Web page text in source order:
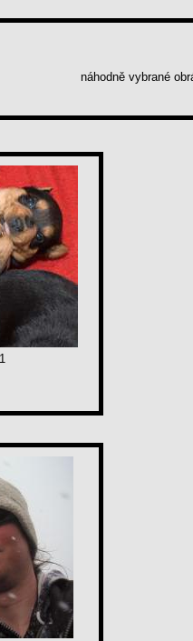
náhodně vybrané